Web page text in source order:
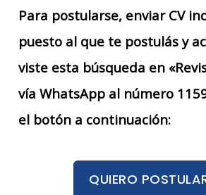
Para postularse, enviar CV
puesto al que te postulás y
viste esta búsqueda en
vía WhatsApp al número
el botón a continuación:
QUIERO